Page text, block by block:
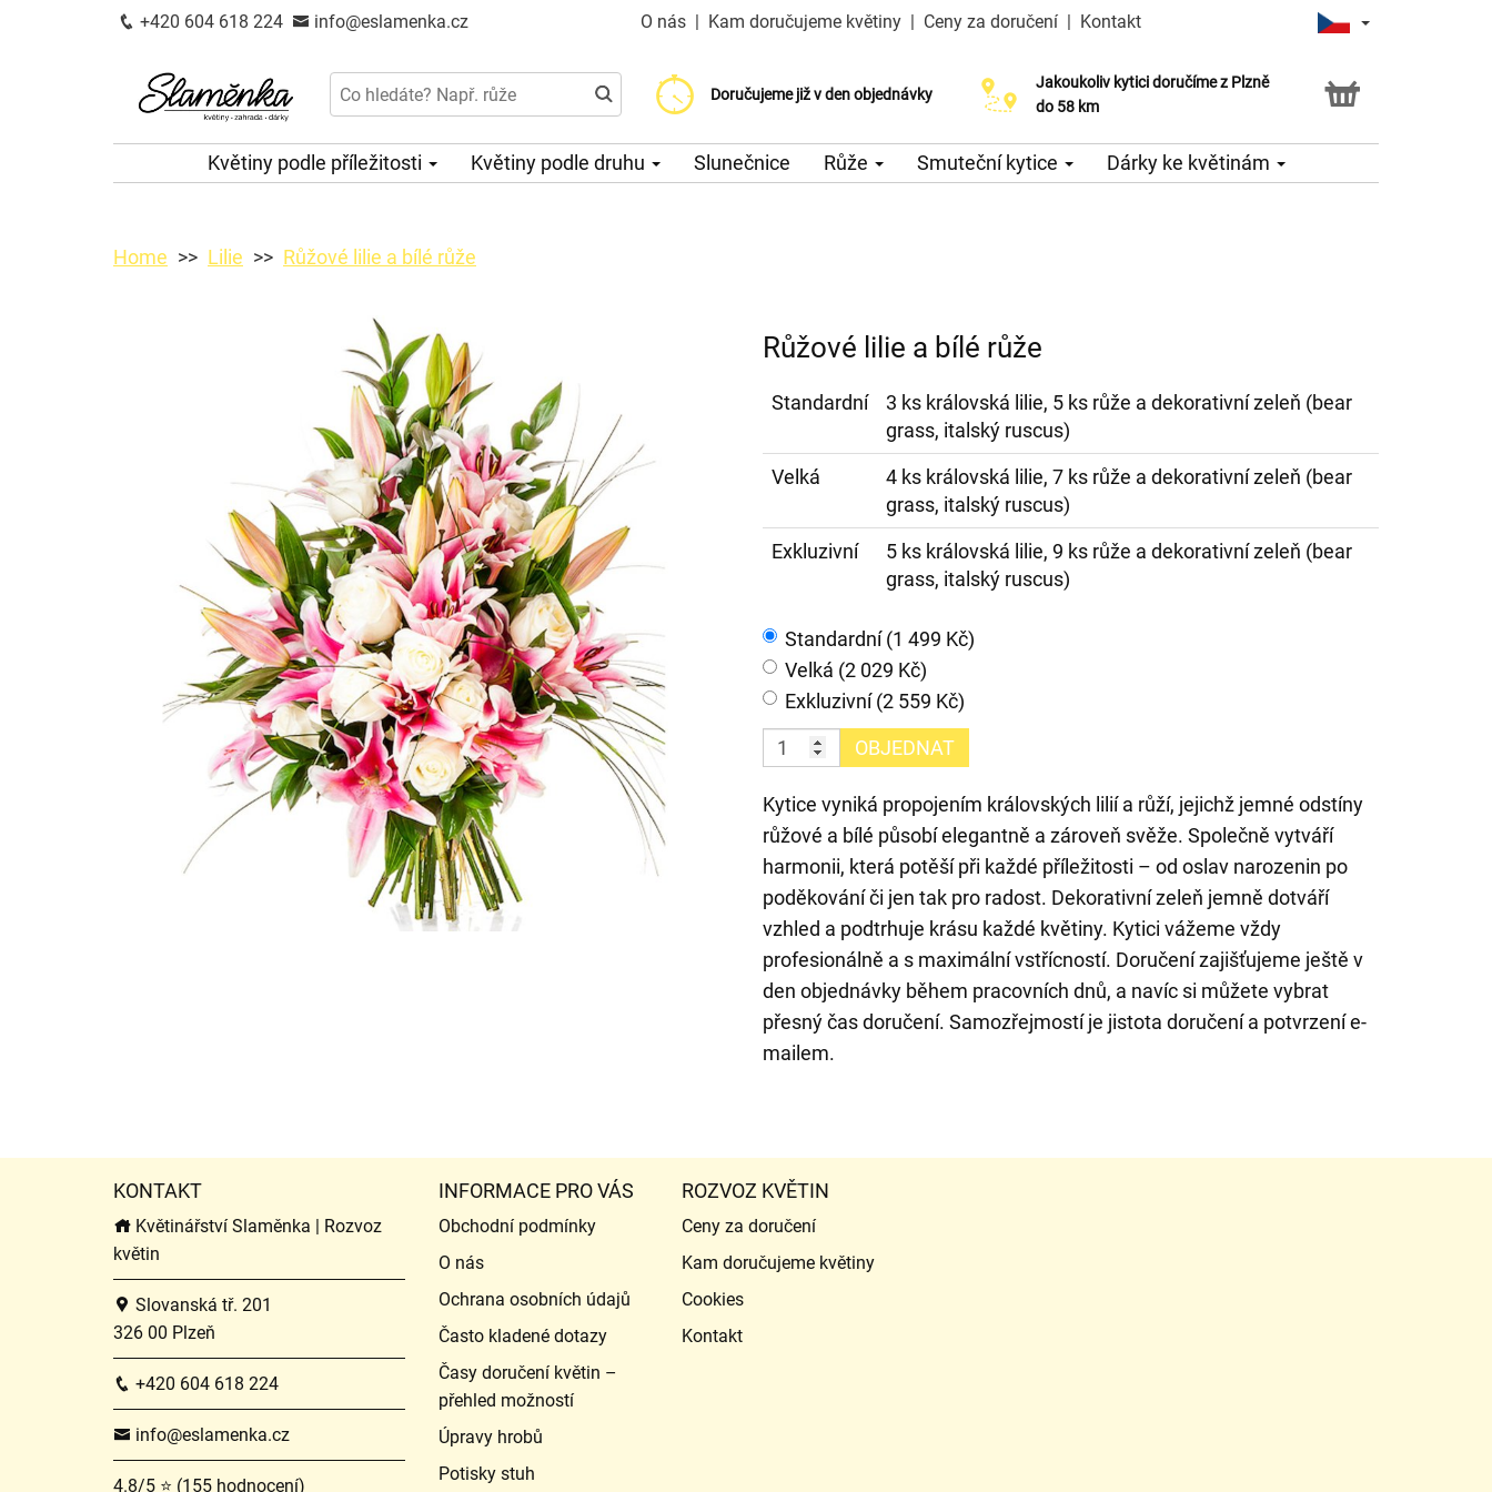
+420 604 618 224 info@eslamenka.cz O nás | Kam doručujeme květiny | Ceny za doručení | Kontakt
Doručujeme již v den objednávky
Doručujeme již od 200 Kč
Možný výběr času a dne doručení
Jakoukoliv kytici doručíme z Plzně
do 58 km
Květiny podle příležitosti Květiny podle druhu Slunečnice Růže Smuteční kytice Dárky ke květinám
Home Lilie Růžové lilie a bílé růže
Růžové lilie a bílé růže
Standardní
3 ks královská lilie, 5 ks růže a dekorativní zeleň (bear
grass, italský ruscus)
Velká
4 ks královská lilie, 7 ks růže a dekorativní zeleň (bear
grass, italský ruscus)
Exkluzivní
5 ks královská lilie, 9 ks růže a dekorativní zeleň (bear
grass, italský ruscus)
Standardní (1 499 Kč)
Velká (2 029 Kč)
Exkluzivní (2 559 Kč)
OBJEDNAT
Kytice vyniká propojením královských lilií a růží, jejichž jemné odstíny
růžové a bílé působí elegantně a zároveň svěže. Společně vytváří
harmonii, která potěší při každé příležitosti – od oslav narozenin po
poděkování či jen tak pro radost. Dekorativní zeleň jemně dotváří
vzhled a podtrhuje krásu každé květiny. Kytici vážeme vždy
profesionálně a s maximální vstřícností. Doručení zajišťujeme ještě v
den objednávky během pracovních dnů, a navíc si můžete vybrat
přesný čas doručení. Samozřejmostí je jistota doručení a potvrzení e-
mailem.
KONTAKT
Květinářství Slaměnka | Rozvoz
květin
Slovanská tř. 201
326 00 Plzeň
+420 604 618 224
info@eslamenka.cz
4.8/5 ⭐ (155 hodnocení)
INFORMACE PRO VÁS
Obchodní podmínky
O nás
Ochrana osobních údajů
Často kladené dotazy
Časy doručení květin –
přehled možností
Úpravy hrobů
Potisky stuh
ROZVOZ KVĚTIN
Ceny za doručení
Kam doručujeme květiny
Cookies
Kontakt